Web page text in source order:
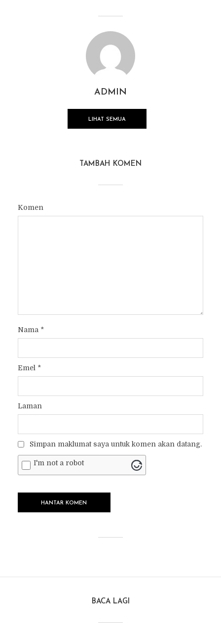
ADMIN
LIHAT SEMUA
TAMBAH KOMEN
Komen
Nama *
Emel *
Laman
Simpan maklumat saya untuk komen akan datang.
I'm not a robot
BACA LAGI